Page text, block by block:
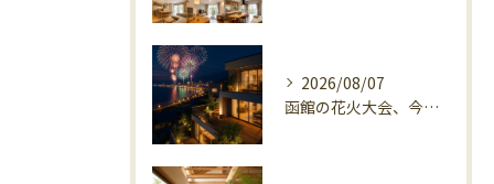
2026/08/07
函館の花火大会、今日の開催確認と湯の川の夜